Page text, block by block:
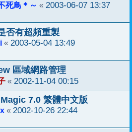
死鳥＊～ « 2003-06-07 13:37
否有超頻重製
« 2003-05-04 13:49
區域網路管理
« 2002-11-04 00:15
7.0 繁體中文版
« 2002-10-26 22:44